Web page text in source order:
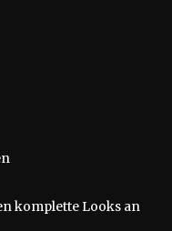
komplette Looks an